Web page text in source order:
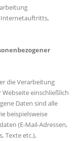
Internetauftritts,
die Verarbeitung
einschließlich
Daten sind alle
beispielsweise
(E-Mail-Adressen,
Texte etc.),